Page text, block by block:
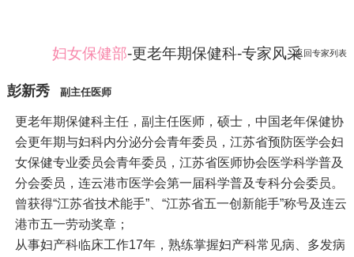
妇女保健部-更老年期保健科-专家风采返回专家列表
彭新秀 副主任医师
更老年期保健科主任，副主任医师，硕士，中国老年保健协
会更年期与妇科内分泌分会青年委员，江苏省预防医学会妇
女保健专业委员会青年委员，江苏省医师协会医学科学普及
分会委员，连云港市医学会第一届科学普及专科分会委员。
曾获得“江苏省技术能手”、“江苏省五一创新能手”称号及连云
港市五一劳动奖章；
从事妇产科临床工作17年，熟练掌握妇产科常见病、多发病